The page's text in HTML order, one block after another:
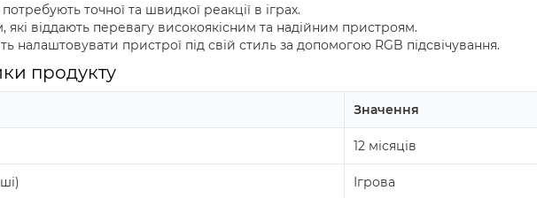
точної та швидкої реакції в іграх.
які віддають перевагу високоякісним та надійним пристроям.
налаштовувати пристрої під свій стиль за допомогою RGB підсвічування.
продукту
Значення
12 місяців
Ігрова